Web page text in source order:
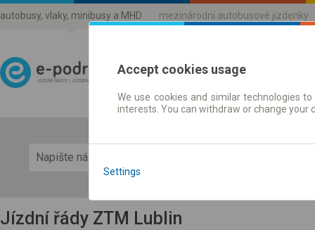
autobusy, vlaky, minibusy a MHD mezinárodní autobusové jízdenky
Jízdni řády a jízdenky
Jízdní řády ZTM Lublin
Accept cookies usage
We use cookies and similar technologies
interests. You can withdraw or change
Settings